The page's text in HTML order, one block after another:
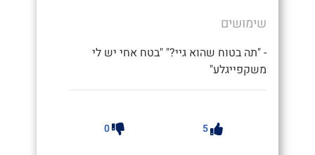
שימושים
- "תה בטוח שהוא גיי?" "בטח אחי יש לי
משקפייגלע"
5
0